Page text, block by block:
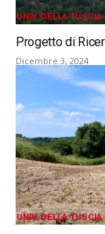
UNIV. DELLA TUSCIA
Progetto di
Dicembre 3, 2024
UNIV. DELLA TUSCIA